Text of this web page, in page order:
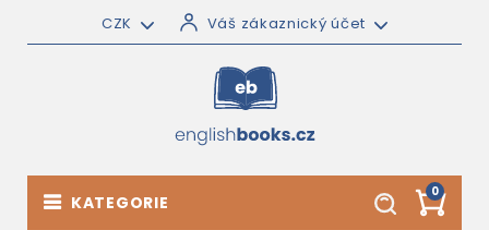
CZK Váš zákaznický účet
0
KATEGORIE